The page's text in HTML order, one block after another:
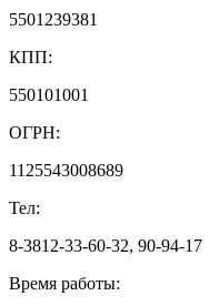
5501239381
КПП:
550101001
ОГРН:
1125543008689
Тел:
8-3812-33-60-32, 90-94-17
Время работы: